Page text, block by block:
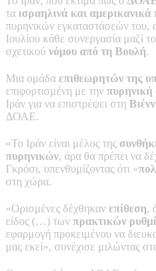
τα ισραηλινά και
πυρηνικών εγκαταστάσεών του,
Ιουλίου κάθε συνεργασία μαζί
σχετικού νόμου από τη Βουλή.
Μια ομάδα επιθεωρητών της
επιφορτισμένη με την πυρηνική
Ιράν για να επιστρέψει στη
ΔΟΑΕ.
«Το Ιράν είναι μέλος της
πυρηνικών, άρα θα πρέπει να
Γκρόσι, υπενθυμίζοντας ότι «
στη χώρα.
«Ορισμένες δέχθηκαν επίθεση,
είδος (…) των πρακτικών
εφαρμογή προκειμένου να
μας εκεί», συνέχισε μιλώντας